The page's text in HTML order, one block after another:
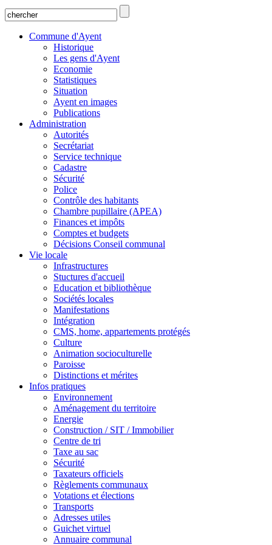
Commune d'Ayent
Historique
Les gens d'Ayent
Economie
Statistiques
Situation
Ayent en images
Publications
Administration
Autorités
Secrétariat
Service technique
Cadastre
Sécurité
Police
Contrôle des habitants
Chambre pupillaire (APEA)
Finances et impôts
Comptes et budgets
Décisions Conseil communal
Vie locale
Infrastructures
Stuctures d'accueil
Education et bibliothèque
Sociétés locales
Manifestations
Intégration
CMS, home, appartements protégés
Culture
Animation socioculturelle
Paroisse
Distinctions et mérites
Infos pratiques
Environnement
Aménagement du territoire
Energie
Construction / SIT / Immobilier
Centre de tri
Taxe au sac
Sécurité
Taxateurs officiels
Règlements communaux
Votations et élections
Transports
Adresses utiles
Guichet virtuel
Annuaire communal